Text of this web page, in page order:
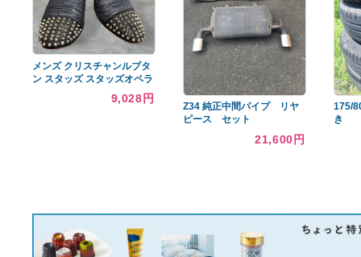
あなたへのおすすめ商品